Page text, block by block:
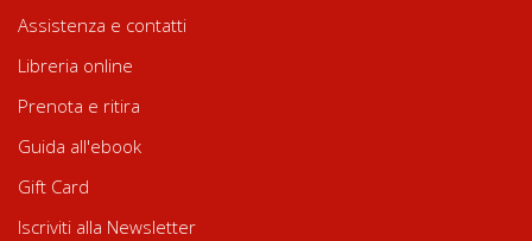
Assistenza e contatti
Libreria online
Prenota e ritira
Guida all'ebook
Gift Card
Iscriviti alla Newsletter